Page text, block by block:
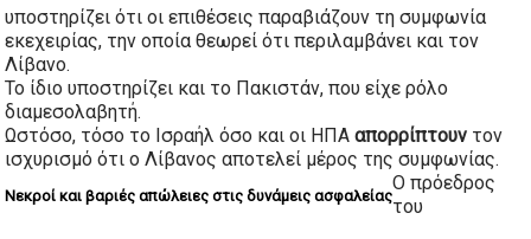
υποστηρίζει ότι οι επιθέσεις παραβιάζουν τη συμφωνία
εκεχειρίας, την οποία θεωρεί ότι περιλαμβάνει και τον
Λίβανο.
Το ίδιο υποστηρίζει και το Πακιστάν, που είχε ρόλο
διαμεσολαβητή.
Ωστόσο, τόσο το Ισραήλ όσο και οι ΗΠΑαπορρίπτουν τον
ισχυρισμό ότι ο Λίβανος αποτελεί μέρος της συμφωνίας.
Νεκροί και βαριές απώλειες στις δυνάμεις ασφαλείας
Ο πρόεδρος
του